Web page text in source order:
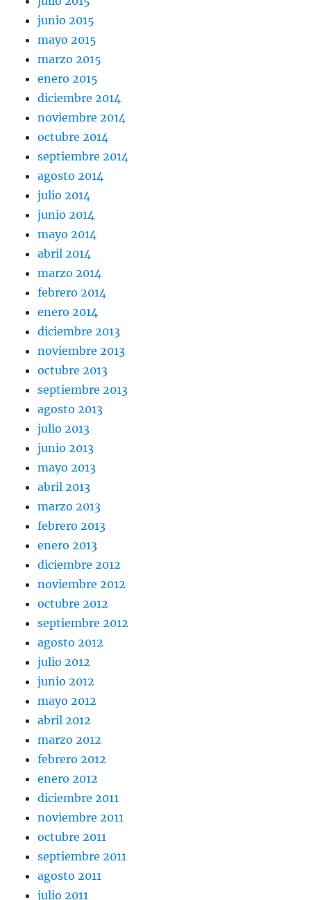
junio 2015
mayo 2015
marzo 2015
enero 2015
diciembre 2014
noviembre 2014
octubre 2014
septiembre 2014
agosto 2014
julio 2014
junio 2014
mayo 2014
abril 2014
marzo 2014
febrero 2014
enero 2014
diciembre 2013
noviembre 2013
octubre 2013
septiembre 2013
agosto 2013
julio 2013
junio 2013
mayo 2013
abril 2013
marzo 2013
febrero 2013
enero 2013
diciembre 2012
noviembre 2012
octubre 2012
septiembre 2012
agosto 2012
julio 2012
junio 2012
mayo 2012
abril 2012
marzo 2012
febrero 2012
enero 2012
diciembre 2011
noviembre 2011
octubre 2011
septiembre 2011
agosto 2011
julio 2011